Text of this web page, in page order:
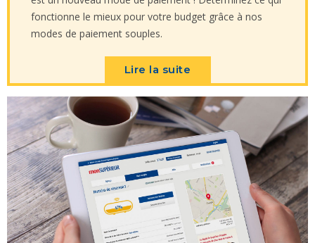
fonctionne le mieux pour votre budget grâce à nos
modes de paiement souples.
Lire la suite